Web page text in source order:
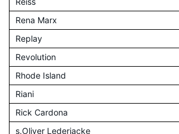
Rena Marx
Replay
Revolution
Rhode Island
Riani
Rick Cardona
s.Oliver Lederjacke